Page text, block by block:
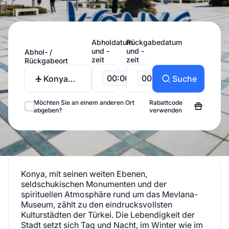
Abhol- /
Rückgabeort
Konya
Abholdatum
und -
zeit
00:00
Rückgabedatum
und -
zeit
00:00 Suche
Möchten Sie an einem anderen Ort
abgeben?
Rabattcode
verwenden
Konya, mit seinen weiten Ebenen,
seldschukischen Monumenten und der
spirituellen Atmosphäre rund um das Mevlana-
Museum, zählt zu den eindrucksvollsten
Kulturstädten der Türkei. Die Lebendigkeit der
Stadt setzt sich Tag und Nacht, im Winter wie im